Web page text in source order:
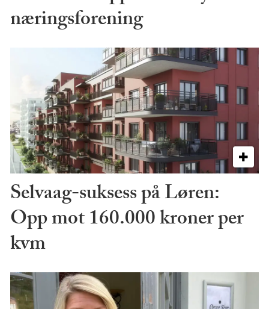
næringsforening
Selvaag-suksess på Løren:
Opp mot 160.000 kroner per
kvm